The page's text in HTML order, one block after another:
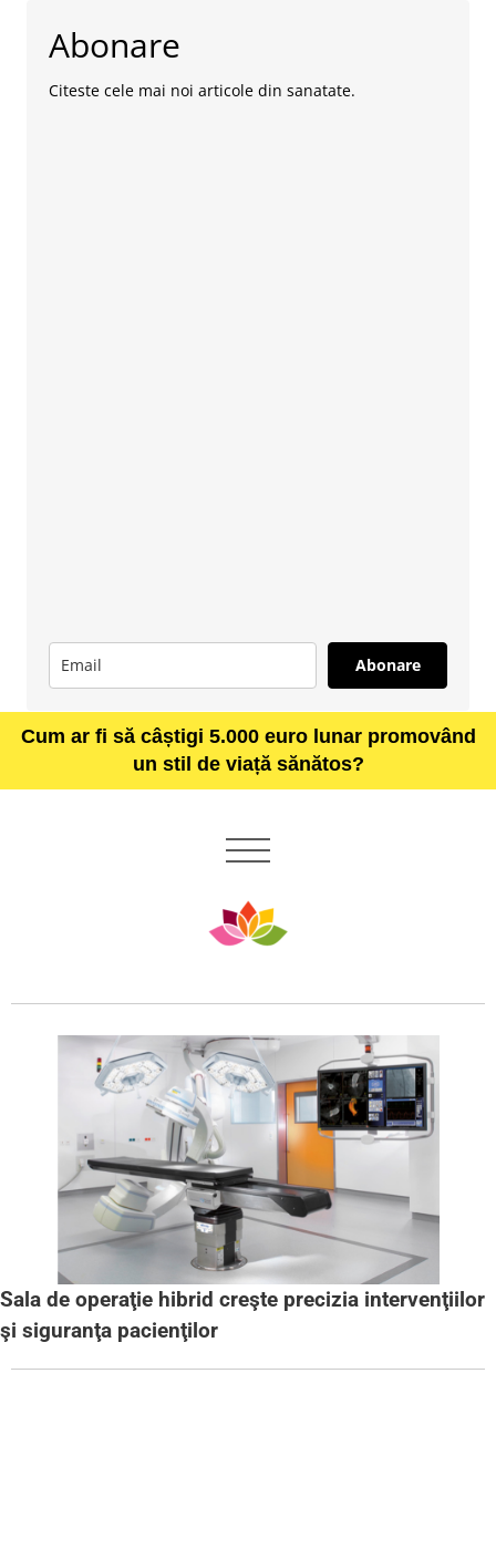
Abonare
Citeste cele mai noi articole din sanatate.
Abonare
Cum ar fi să câștigi 5.000 euro lunar promovând
un stil de viață sănătos?
Sala de operaţie hibrid creşte precizia intervenţiilor
şi siguranţa pacienţilor